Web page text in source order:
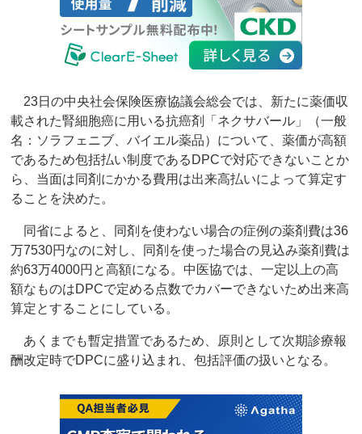
23日の中央社会保険医療協議会総会では、新たに薬価収
載された腎細胞癌に用いる抗癌剤「ネクサバール」（一般
名：ソラフェニブ、バイエル薬品）について、薬価が高額
であるため包括払い制度であるDPCで対応できないことか
ら、当面は同剤にかかる費用は出来高払いによって算定す
ることを決めた。
同省によると、同剤を使わない場合の症例の薬剤費は36
万7530円なのに対し、同剤を使った場合の見込み薬剤費は
約63万4000円と高額になる。中医協では、一定以上の高
額なものはDPCで定める点数でカバーできないため出来高
算定とすることにしている。
あくまでも暫定措置であるため、原則として次期診療報
酬改定時でDPCに盛り込まれ、包括評価の扱いとなる。